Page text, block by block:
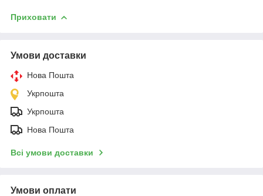
Приховати
Умови доставки
Нова Пошта
Укрпошта
Укрпошта
Нова Пошта
Всі умови доставки
Умови оплати